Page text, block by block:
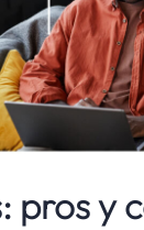
pros y